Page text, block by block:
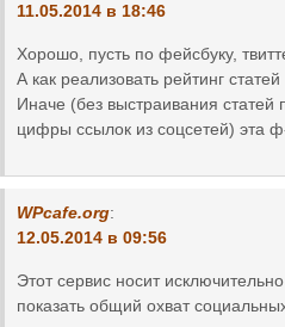
11.05.2014 в 18:46
Хорошо, пусть по фейсбуку,
А как реализовать рейтинг
Иначе (без выстраивания статей
цифры ссылок из соцсетей) эта
WPcafe.org:
12.05.2014 в 09:56
Этот сервис носит
показать общий охват